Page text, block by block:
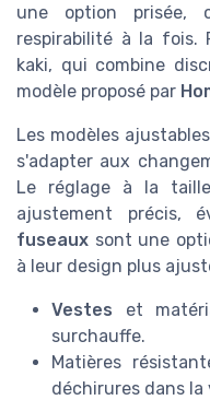
une option prisée,
respirabilité à la fois.
kaki, qui combine
modèle proposé par
Les modèles
s'adapter aux
Le réglage à la
ajustement précis,
fuseaux sont une
à leur design plus
Vestes et
surchauffe.
Matières
déchirures dans